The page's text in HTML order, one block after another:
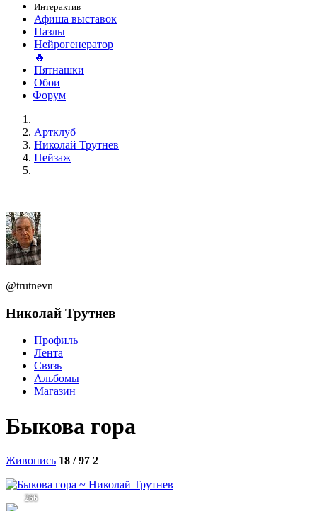
Интерактив
Афиша выставок
Пазлы
Нейрогенератор
🔥
Пятнашки
Обои
Форум
Артклуб
Николай Трутнев
Пейзаж
@trutnevn
Николай Трутнев
Профиль
Лента
Связь
Альбомы
Магазин
Быкова гора
Живопись 18 / 97 2
266